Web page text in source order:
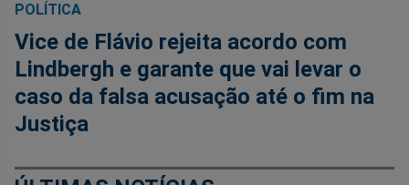
POLÍTICA
Vice de Flávio rejeita acordo com
Lindbergh e garante que vai levar o
caso da falsa acusação até o fim na
Justiça